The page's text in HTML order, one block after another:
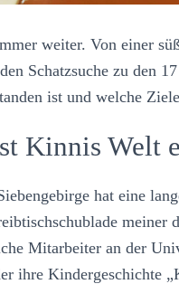
weiter. Von einer
Schatzsuche zu den
ist und welche
Kinnis Welt
hat eine
Mitarbeiter an der
ihre Kindergeschichte